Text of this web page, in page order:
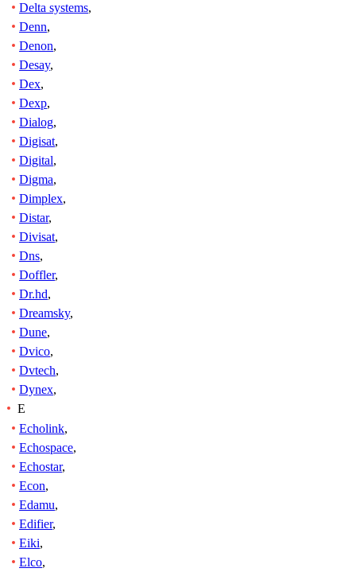
Delta systems,
Denn,
Denon,
Desay,
Dex,
Dexp,
Dialog,
Digisat,
Digital,
Digma,
Dimplex,
Distar,
Divisat,
Dns,
Doffler,
Dr.hd,
Dreamsky,
Dune,
Dvico,
Dvtech,
Dynex,
E
Echolink,
Echospace,
Echostar,
Econ,
Edamu,
Edifier,
Eiki,
Elco,